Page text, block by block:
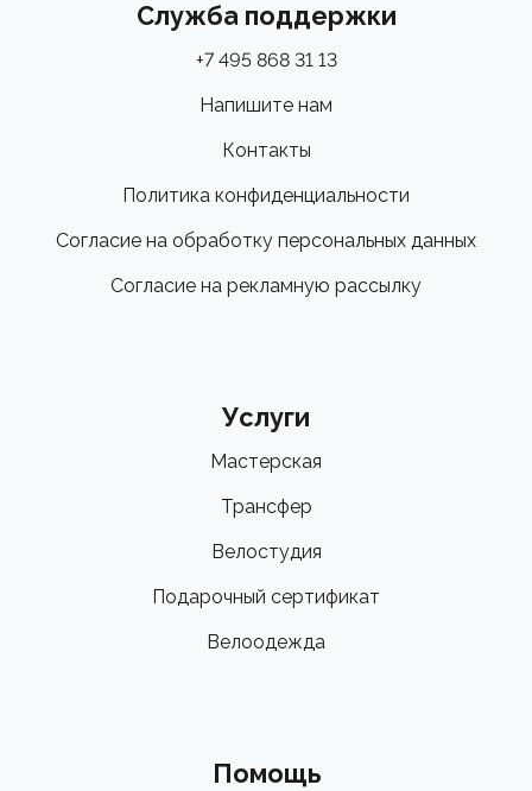
Служба поддержки
+7 495 868 31 13
Напишите нам
Контакты
Политика конфиденциальности
Согласие на обработку персональных данных
Согласие на рекламную рассылку
Услуги
Мастерская
Трансфер
Велостудия
Подарочный сертификат
Велоодежда
Помощь